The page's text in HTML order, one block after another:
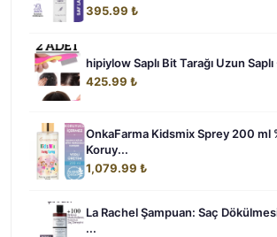
395.99 ₺
hipiylow Saplı Bit Tarağı Uzun
425.99 ₺
OnkaFarma Kidsmix Sprey 200 ml
Koruy...
1,079.99 ₺
La Rachel Şampuan: Saç
...